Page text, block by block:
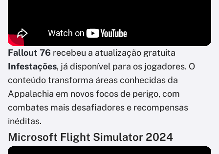
Fallout 76 recebeu a atualização gratuita
Infestações, já disponível para os jogadores. O
conteúdo transforma áreas conhecidas da
Appalachia em novos focos de perigo, com
combates mais desafiadores e recompensas
inéditas.
Microsoft Flight Simulator 2024